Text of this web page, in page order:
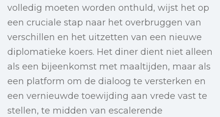
volledig moeten worden onthuld, wijst het op
een cruciale stap naar het overbruggen van
verschillen en het uitzetten van een nieuwe
diplomatieke koers. Het diner dient niet alleen
als een bijeenkomst met maaltijden, maar als
een platform om de dialoog te versterken en
een vernieuwde toewijding aan vrede vast te
stellen, te midden van escalerende